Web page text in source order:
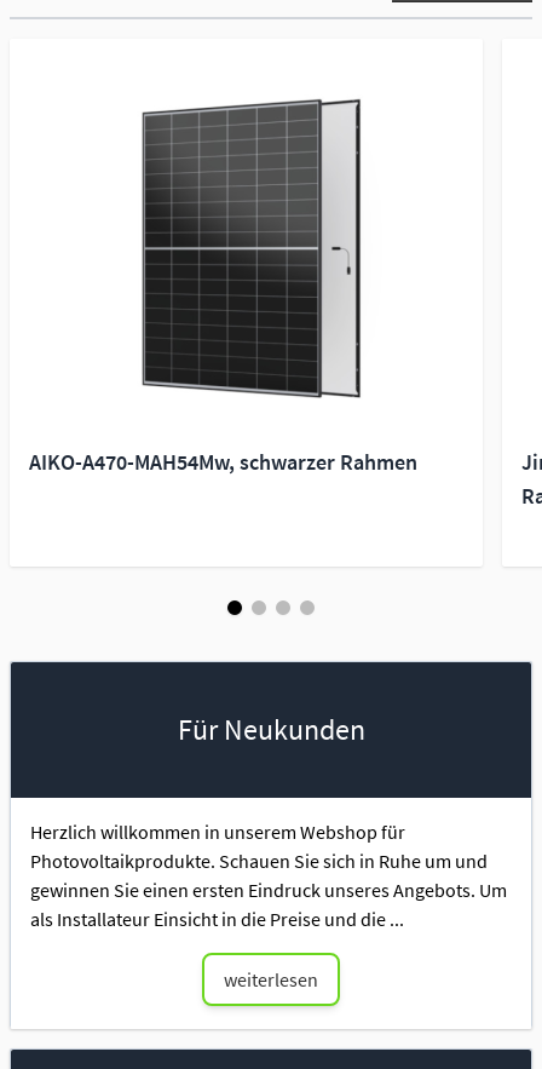
AIKO-A470-MAH54Mw, schwarzer Rahmen
Für Neukunden
Herzlich willkommen in unserem Webshop für
Photovoltaikprodukte. Schauen Sie sich in Ruhe um und
gewinnen Sie einen ersten Eindruck unseres Angebots. Um
als Installateur Einsicht in die Preise und die ...
weiterlesen